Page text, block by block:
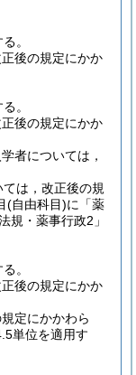
。
後の規定にかか
。
後の規定にかか
者については，
は，改正後の規
(自由科目)に「薬
規・薬事行政2」
。
後の規定にかか
定にかかわら
単位を適用す